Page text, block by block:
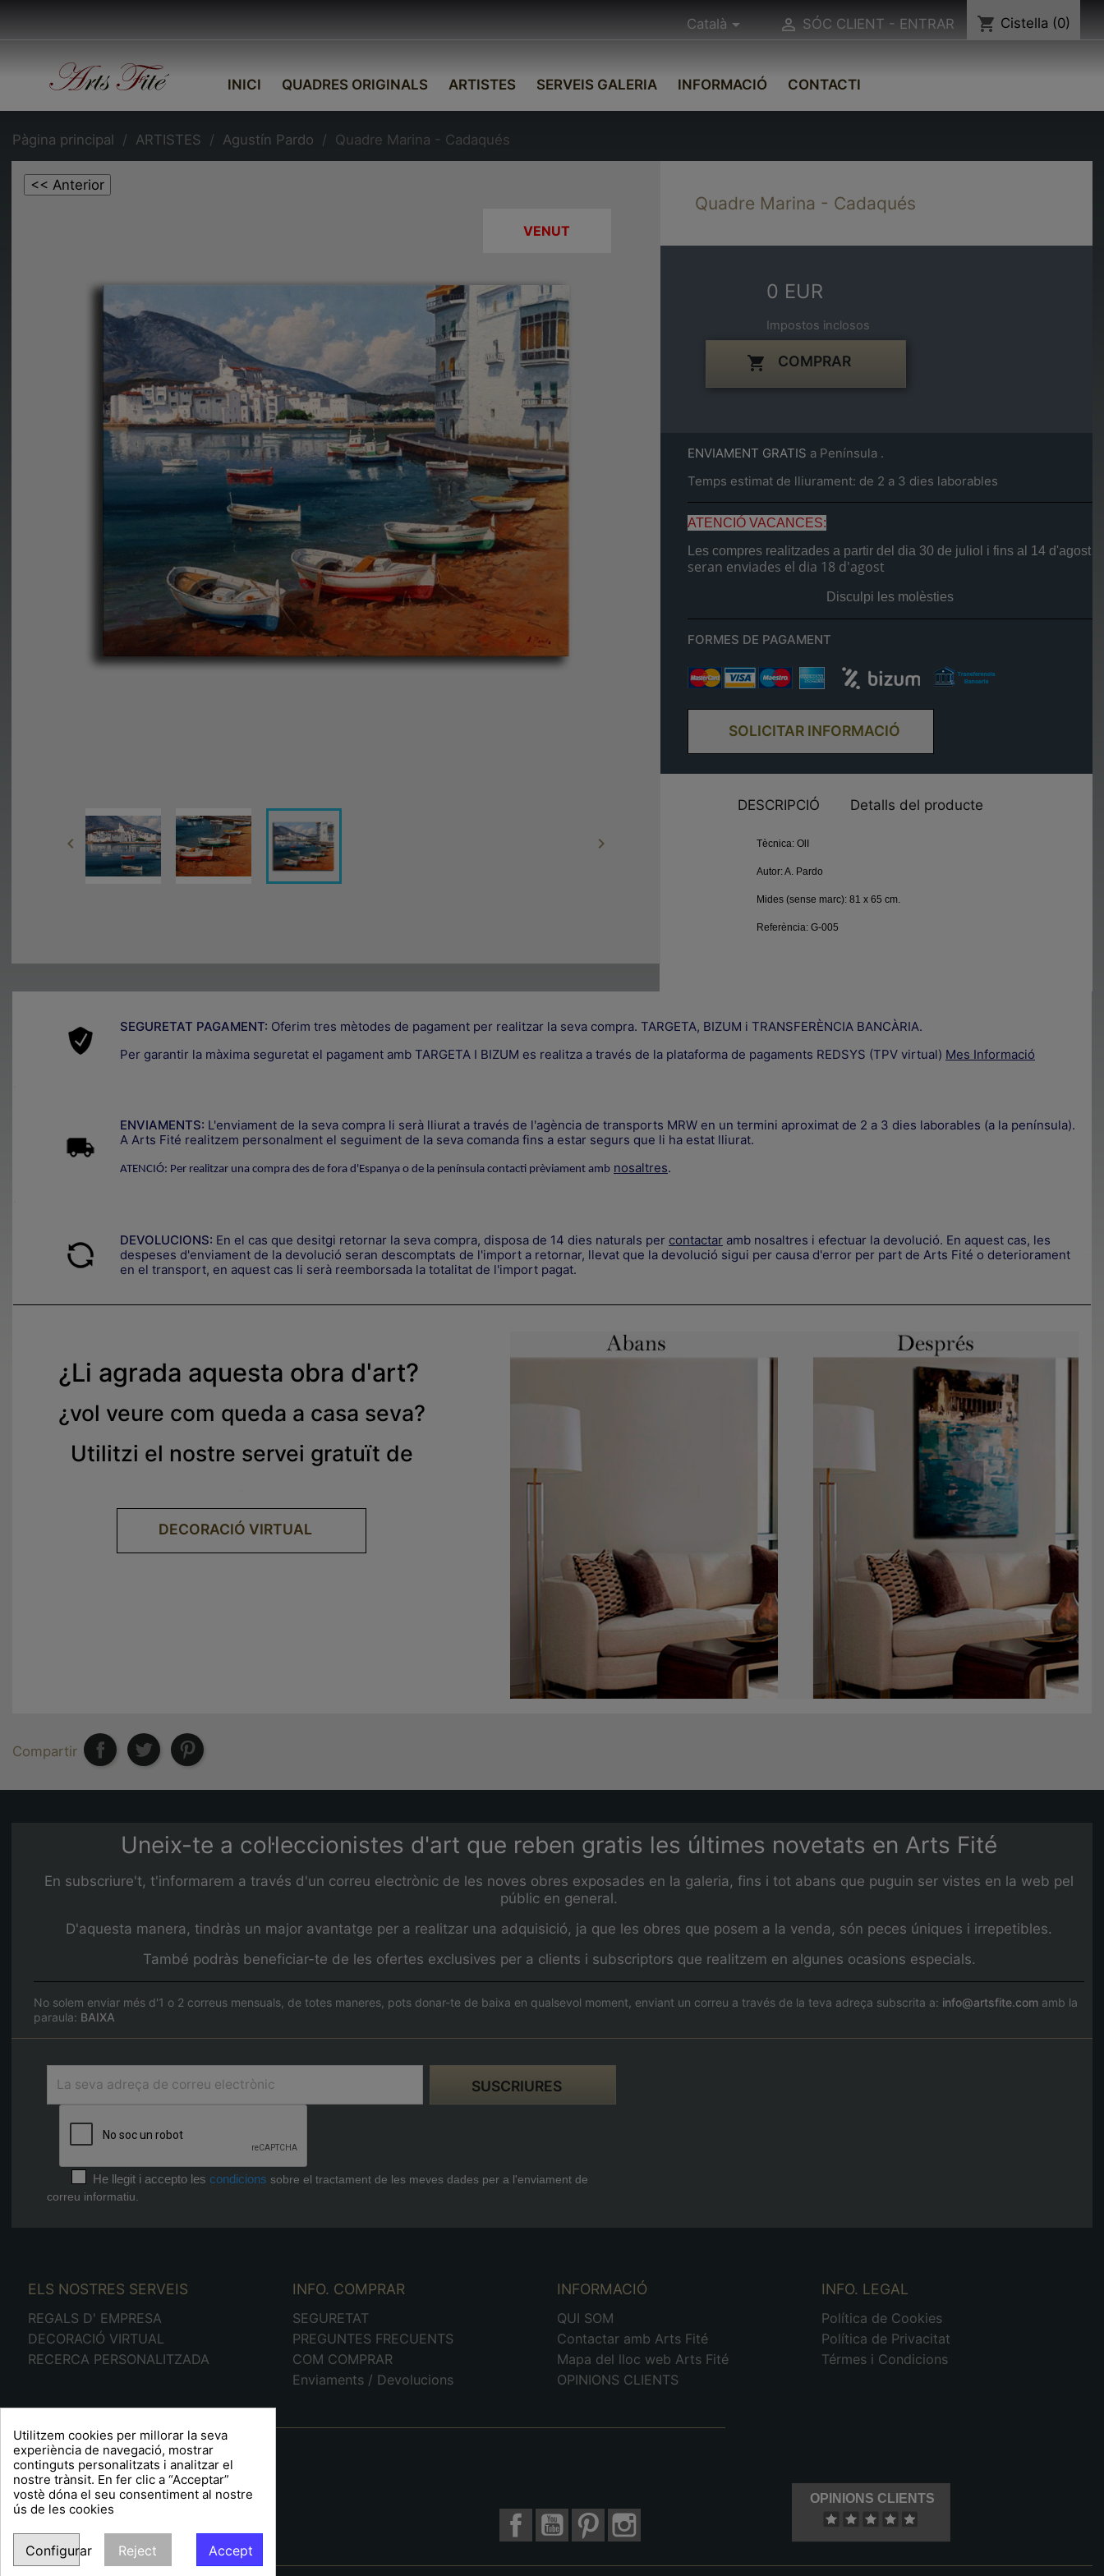
Català  SÓC CLIENT - ENTRAR shopping_cart Cistella (0)
INICI QUADRES ORIGINALS ARTISTES SERVEIS GALERIA INFORMACIÓ CONTACTI
Pàgina principal ARTISTES Agustín Pardo Quadre Marina - Cadaqués
VENUT
 
Quadre Marina - Cadaqués
0 EUR
Impostos inclosos
 COMPRAR
ENVIAMENT GRATIS a Península .
Temps estimat de lliurament: de 2 a 3 dies laborables
ATENCIÓ VACANCES:
Les compres realitzades a partir del dia 30 de juliol i fins al 14 d'agost
seran enviades el dia 18 d'agost
Disculpi les molèsties
FORMES DE PAGAMENT
SOLICITAR INFORMACIÓ
DESCRIPCIÓ Detalls del producte
Tècnica: OlI
Autor:A. Pardo
Mides (sense marc): 81 x 65 cm.
Referència: G-005
SEGURETAT PAGAMENT: Oferim tres mètodes de pagament per realitzar la seva compra. TARGETA, BIZUM i TRANSFERÈNCIA BANCÀRIA.
Per garantir la màxima seguretat el pagament amb TARGETA I BIZUM es realitza a través de la plataforma de pagaments REDSYS (TPV virtual) Mes Informació
ENVIAMENTS: L'enviament de la seva compra li serà lliurat a través de l'agència de transports MRW en un termini aproximat de 2 a 3 dies laborables (a la península).
A Arts Fité realitzem personalment el seguiment de la seva comanda fins a estar segurs que li ha estat lliurat.
ATENCIÓ: Per realitzar una compra des de fora d'Espanya o de la península contacti prèviament amb nosaltres.
DEVOLUCIONS: En el cas que desitgi retornar la seva compra, disposa de 14 dies naturals per contactar amb nosaltres i efectuar la devolució. En aquest cas, les
despeses d'enviament de la devolució seran descomptats de l'import a retornar, llevat que la devolució sigui per causa d'error per part de Arts Fité o deteriorament
en el transport, en aquest cas li serà reemborsada la totalitat de l'import pagat.
¿Li agrada aquesta obra d'art?
¿vol veure com queda a casa seva?
Utilitzi el nostre servei gratuït de
DECORACIÓ VIRTUAL
Compartir
Uneix-te a col·leccionistes d'art que reben gratis les últimes novetats en Arts Fité
En subscriure't, t'informarem a través d'un correu electrònic de les noves obres exposades en la galeria, fins i tot abans que puguin ser vistes en la web pel
públic en general.
D'aquesta manera, tindràs un major avantatge per a realitzar una adquisició, ja que les obres que posem a la venda, són peces úniques i irrepetibles.
També podràs beneficiar-te de les ofertes exclusives per a clients i subscriptors que realitzem en algunes ocasions especials.
No solem enviar més d'1 o 2 correus mensuals, de totes maneres, pots donar-te de baixa en qualsevol moment, enviant un correu a través de la teva adreça subscrita a: info@artsfite.com amb la
paraula: BAIXA
He llegit i accepto les condicions sobre el tractament de les meves dades per a l'enviament de
correu informatiu.
ELS NOSTRES SERVEIS
REGALS D' EMPRESA
DECORACIÓ VIRTUAL
RECERCA PERSONALITZADA
INFO. COMPRAR
SEGURETAT
PREGUNTES FRECUENTS
COM COMPRAR
Enviaments / Devolucions
INFORMACIÓ
QUI SOM
Contactar amb Arts Fité
Mapa del lloc web Arts Fité
OPINIONS CLIENTS
INFO. LEGAL
Política de Cookies
Política de Privacitat
Térmes i Condicions
A R T S F I T É
Plaça Barcelona, 6
Sabadell 08204
Barcelona
Tel: 93 711 89 01
FacebookYouTubePinterest
OPINIONS CLIENTS
Utilitzem cookies per millorar la seva
experiència de navegació, mostrar
continguts personalitzats i analitzar el
nostre trànsit. En fer clic a “Acceptar”
vostè dóna el seu consentiment al nostre
ús de les cookies
Configurar Reject Accept